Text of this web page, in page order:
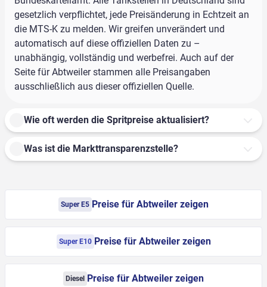
gesetzlich verpflichtet, jede Preisänderung in Echtzeit an
die MTS-K zu melden. Wir greifen unverändert und
automatisch auf diese offiziellen Daten zu –
unabhängig, vollständig und werbefrei. Auch auf der
Seite für Abtweiler stammen alle Preisangaben
ausschließlich aus dieser offiziellen Quelle.
Wie oft werden die Spritpreise aktualisiert?
Was ist die Markttransparenzstelle?
Super E5 Preise für Abtweiler zeigen
Super E10 Preise für Abtweiler zeigen
Diesel Preise für Abtweiler zeigen